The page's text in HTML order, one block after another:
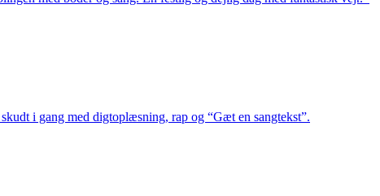
i gang med digtoplæsning, rap og “Gæt en sangtekst”.